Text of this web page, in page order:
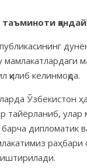
таъминоти
келинмоқда.
Ўзбекистон
тайёрланиб,
барча